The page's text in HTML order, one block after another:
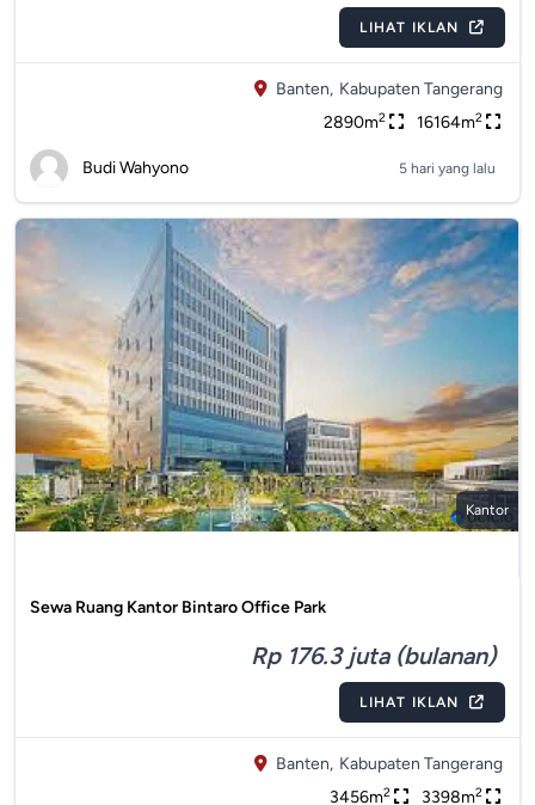
LIHAT IKLAN
Banten, Kabupaten Tangerang
2890m2 16164m2
Budi Wahyono 5 hari yang lalu
Kantor
Sewa Ruang Kantor Bintaro Office Park
Rp 176.3 juta (bulanan)
LIHAT IKLAN
Banten, Kabupaten Tangerang
3456m2 3398m2